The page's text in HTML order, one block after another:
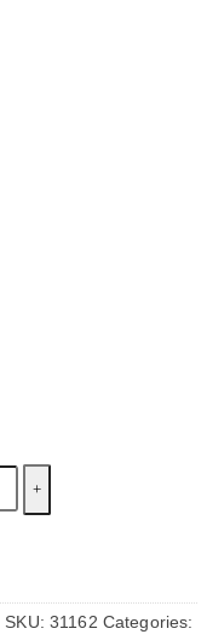
SKU:31162 Categories: